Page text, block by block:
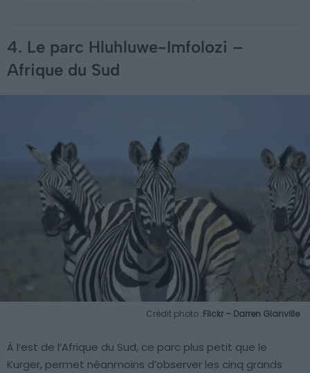
4. Le parc Hluhluwe-Imfolozi –
Afrique du Sud
Crédit photo :Flickr – Darren Glanville
À l’est de l’Afrique du Sud, ce parc plus petit que le
Kurger, permet néanmoins d’observer les cinq grands